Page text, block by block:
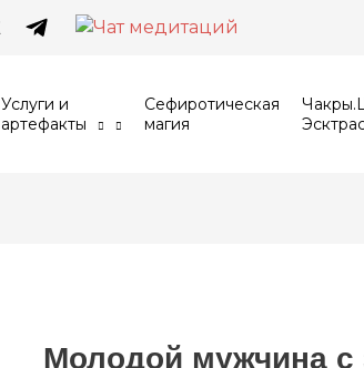
Услуги и
артефакты
Сефиротическая
магия
Молодой мужчина с